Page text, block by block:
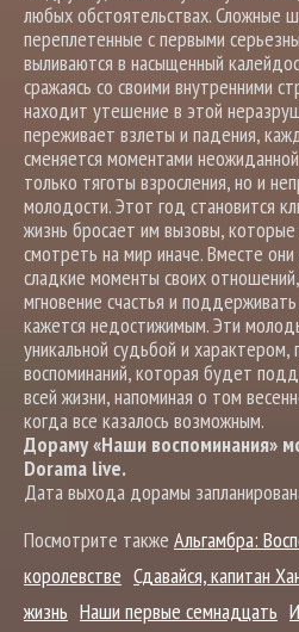
любых обстоятельствах. Сложные
переплетенные с первыми
выливаются в насыщенный
сражаясь со своими внутренними
находит утешение в этой
переживает взлеты и падения,
сменяется моментами
только тяготы взросления, но и
молодости. Этот год становится
жизнь бросает им вызовы,
смотреть на мир иначе. Вместе
сладкие моменты своих
мгновение счастья и
кажется недостижимым. Эти
уникальной судьбой и характером,
воспоминаний, которая будет
всей жизни, напоминая о том
когда все казалось возможным.
Дораму «Наши воспоминания»
Dorama live.
Дата выхода дорамы
Посмотрите также Альгамбра:
королевстве Сдавайся, капитан
жизнь Наши первые семнадцать